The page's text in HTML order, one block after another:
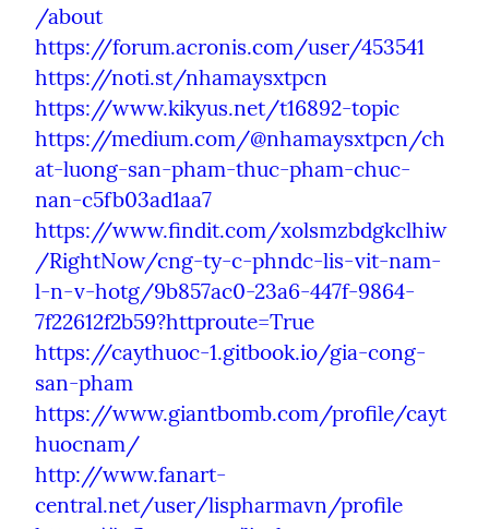
/about
https://forum.acronis.com/user/453541
https://noti.st/nhamaysxtpcn
https://www.kikyus.net/t16892-topic
https://medium.com/@nhamaysxtpcn/ch
at-luong-san-pham-thuc-pham-chuc-
nan-c5fb03ad1aa7
https://www.findit.com/xolsmzbdgkclhiw
/RightNow/cng-ty-c-phndc-lis-vit-nam-
l-n-v-hotg/9b857ac0-23a6-447f-9864-
7f22612f2b59?httproute=True
https://caythuoc-1.gitbook.io/gia-cong-
san-pham
https://www.giantbomb.com/profile/cayt
huocnam/
http://www.fanart-
central.net/user/lispharmavn/profile